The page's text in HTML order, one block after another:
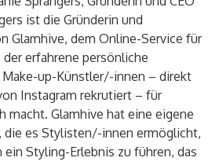
ist die Gründerin und
Glamhive, dem Online-Service für
erfahrene persönliche
up-Künstler/-innen – direkt
Instagram rekrutiert – für
macht. Glamhive hat eine eigene
es Stylisten/-innen ermöglicht,
Styling-Erlebnis zu führen, das